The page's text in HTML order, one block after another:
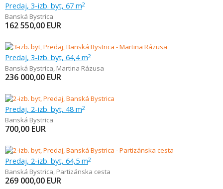
Predaj, 3-izb. byt, 67 m2
Banská Bystrica
162 550,00 EUR
Predaj, 3-izb. byt, 64,4 m2
Banská Bystrica, Martina Rázusa
236 000,00 EUR
Predaj, 2-izb. byt, 48 m2
Banská Bystrica
700,00 EUR
Predaj, 2-izb. byt, 64,5 m2
Banská Bystrica, Partizánska cesta
269 000,00 EUR